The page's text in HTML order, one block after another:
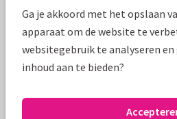
Zelf ontwerpen
Bedrukte bier- of wijnkist
Ga je akkoord met het opslaan
apparaat om de website te
websitegebruik te analyseren
inhoud aan te bieden?